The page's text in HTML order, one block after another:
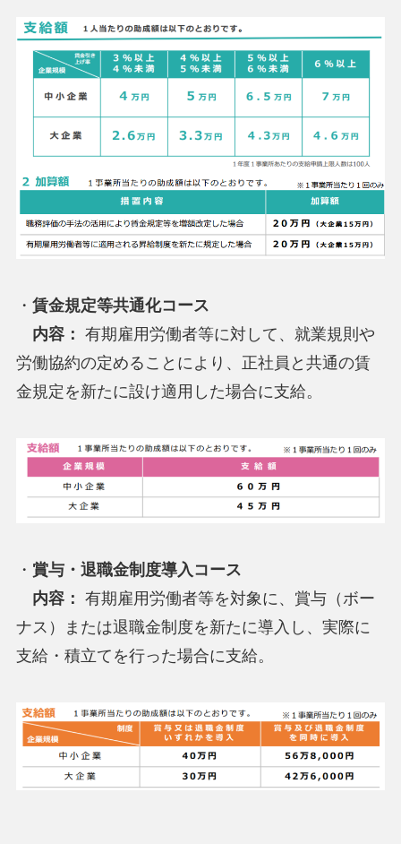
・ 賃金規定等共通化コース
内容： 有期雇用労働者等に対して、就業規則や
労働協約の定めることにより、正社員と共通の賃
金規定を新たに設け適用した場合に支給。
・ 賞与・退職金制度導入コース
内容： 有期雇用労働者等を対象に、賞与（ボー
ナス）または退職金制度を新たに導入し、実際に
支給・積立てを行った場合に支給。